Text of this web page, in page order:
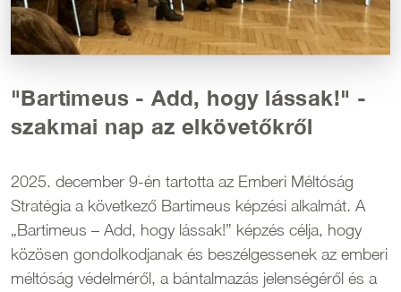
"Bartimeus - Add, hogy lássak!" -
szakmai nap az elkövetőkről
2025. december 9-én tartotta az Emberi Méltóság
Stratégia a következő Bartimeus képzési alkalmát. A
„Bartimeus – Add, hogy lássak!” képzés célja, hogy
közösen gondolkodjanak és beszélgessenek az emberi
méltóság védelméről, a bántalmazás jelenségéről és a